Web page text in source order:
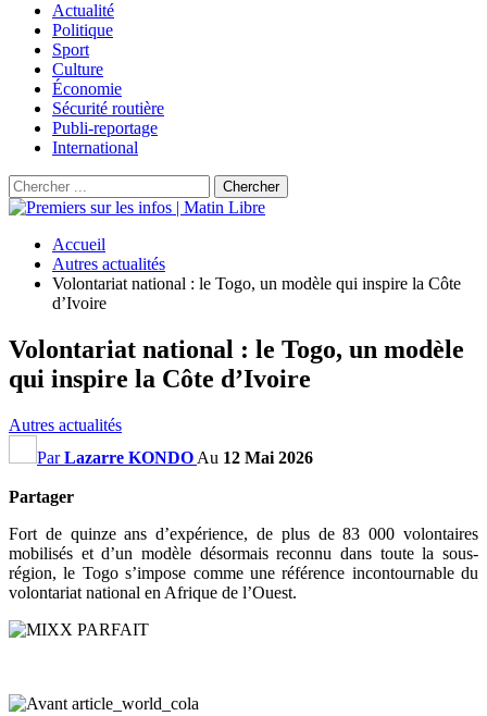
Actualité
Politique
Sport
Culture
Économie
Sécurité routière
Publi-reportage
International
Accueil
Autres actualités
Volontariat national : le Togo, un modèle qui inspire la Côte
d’Ivoire
Volontariat national : le Togo, un modèle
qui inspire la Côte d’Ivoire
Autres actualités
ParLazarre KONDO Au 12 Mai 2026
Partager
Fort de quinze ans d’expérience, de plus de 83 000 volontaires
mobilisés et d’un modèle désormais reconnu dans toute la sous-
région, le Togo s’impose comme une référence incontournable du
volontariat national en Afrique de l’Ouest.